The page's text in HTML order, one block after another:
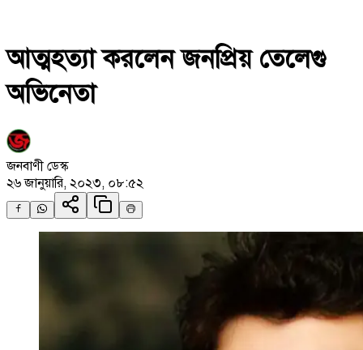
আত্মহত্যা করলেন জনপ্রিয় তেলেগু
অভিনেতা
জনবাণী ডেস্ক
২৬ জানুয়ারি, ২০২৩, ০৮:৫২